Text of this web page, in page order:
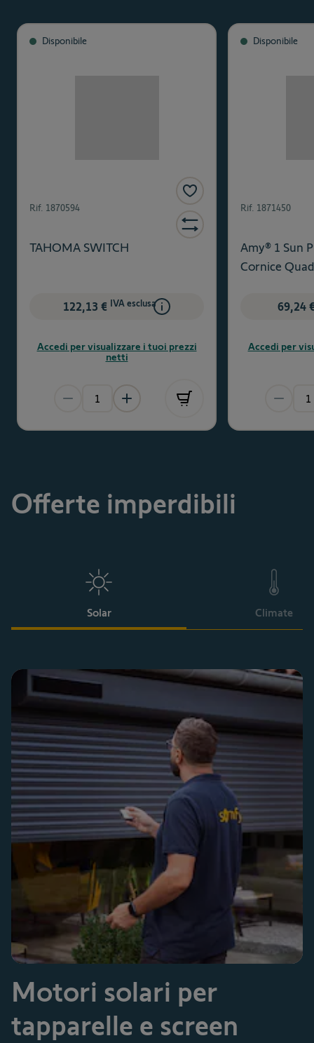
Disponibile
Rif. 1870594
TAHOMA SWITCH
122,13 € IVA esclusa
Accedi per visualizzare i tuoi prezzi
netti
Disponibile
Rif. 1871450
Amy® 1 Sun
Cornice
69,24
Accedi per
Offerte imperdibili
Solar Climate
Motori solari per
tapparelle e screen